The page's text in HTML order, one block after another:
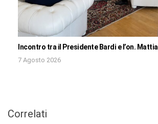
Incontro tra il Presidente Bardi e l’on. Mattia
7 Agosto 2026
Correlati